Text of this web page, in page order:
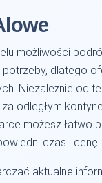
możliwości
potrzeby, dlatego
Niezależnie od
odległym
możesz łatwo
czas i cenę.
aktualne